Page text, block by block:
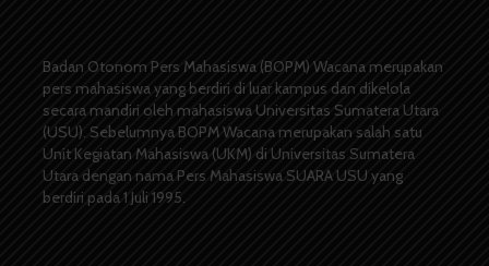
Badan Otonom Pers Mahasiswa (BOPM) Wacana merupakan
pers mahasiswa yang berdiri di luar kampus dan dikelola
secara mandiri oleh mahasiswa Universitas Sumatera Utara
(USU). Sebelumnya BOPM Wacana merupakan salah satu
Unit Kegiatan Mahasiswa (UKM) di Universitas Sumatera
Utara dengan nama Pers Mahasiswa SUARA USU yang
berdiri pada 1 Juli 1995.